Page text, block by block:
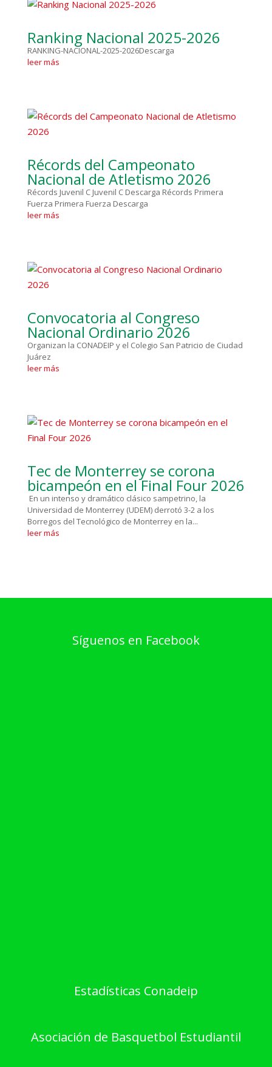
Ranking Nacional 2025-2026
RANKING-NACIONAL-2025-2026Descarga
leer más
Récords del Campeonato
Nacional de Atletismo 2026
Récords Juvenil C Juvenil C Descarga Récords Primera
Fuerza Primera Fuerza Descarga
leer más
Convocatoria al Congreso
Nacional Ordinario 2026
Organizan la CONADEIP y el Colegio San Patricio de Ciudad
Juárez
leer más
Tec de Monterrey se corona
bicampeón en el Final Four 2026
En un intenso y dramático clásico sampetrino, la
Universidad de Monterrey (UDEM) derrotó 3-2 a los
Borregos del Tecnológico de Monterrey en la...
leer más
Síguenos en Facebook
Estadísticas Conadeip
Asociación de Basquetbol Estudiantil